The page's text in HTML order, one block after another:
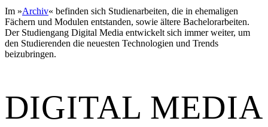
Im »Archiv« befinden sich Studienarbeiten, die in ehemaligen
Fächern und Modulen entstanden, sowie ältere Bachelorarbeiten.
Der Studiengang Digital Media entwickelt sich immer weiter, um
den Studierenden die neuesten Technologien und Trends
beizubringen.
DIGITAL MEDIA